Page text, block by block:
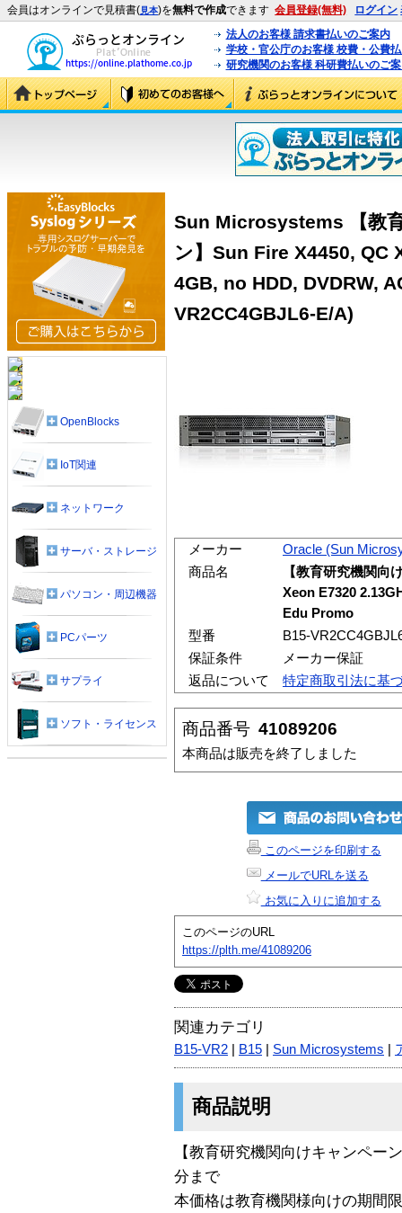
会員はオンラインで見積書(見本)を無料で作成できます 会員登録(無料) ログイン
法人のお客様 請求書払いのご案内
学校・官公庁のお客様 校費・公費
研究機関のお客様 科研費払いのご
Sun Microsystems 【教
ン】Sun Fire X4450, QC
4GB, no HDD, DVDRW,
VR2CC4GBJL6-E/A)
メーカー
Oracle (Sun
商品名
【教育研究機関向
Xeon E7320
Edu Promo
型番
B15-
保証条件
メーカー保証
返品について
特定商取引法に基
商品番号 41089206
本商品は販売を終了しました
このページを印刷する
メールでURLを送る
お気に入りに追加する
このページのURL
https://plth.me/41089206
関連カテゴリ
B15-VR2 B15 Sun Microsystems
商品説明
【教育研究機関向けキャンペー
分まで
本価格は教育機関様向けの期間
OpenBlocks
IoT関連
ネットワーク
サーバ・ストレージ
パソコン・周辺機器
PCパーツ
サプライ
ソフト・ライセンス